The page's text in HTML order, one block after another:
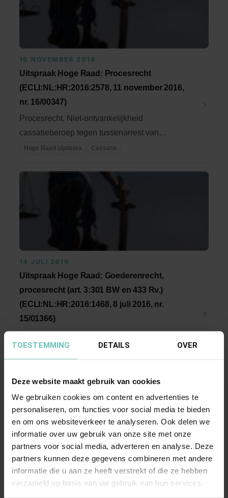
TOESTEMMING DETAILS OVER
Deze website maakt gebruik van cookies
We gebruiken cookies om content en advertenties te
personaliseren, om functies voor social media te bieden
en om ons websiteverkeer te analyseren. Ook delen we
informatie over uw gebruik van onze site met onze
partners voor social media, adverteren en analyse. Deze
partners kunnen deze gegevens combineren met andere
informatie die u aan ze heeft verstrekt of die ze hebben
verzameld op basis van uw gebruik van hun services.
10 NOVEMBER 2016
Uitspraak Hoge Raad: Procesrecht
(ECLI:NL:HR:2016:2578, 11 november 2016,
nr. 16/00347)
Procesrecht. Niet-ontvankelijkheid
cassatieberoep tegen tussenarrest van
ondernemingskamer in ...
Hoge Raad Updates Cassatie
14 JULI 2016
Uitspraak Hoge Raad: Goederenrecht,
procesrecht (art. 3:301 BW en 433 Rv.)
(ECLI:NL:HR:2016:1468, 8 juli 2016, nr.
15/01366)
433 Rv. Geldt de sanctie van niet-
23 JUNI 2016